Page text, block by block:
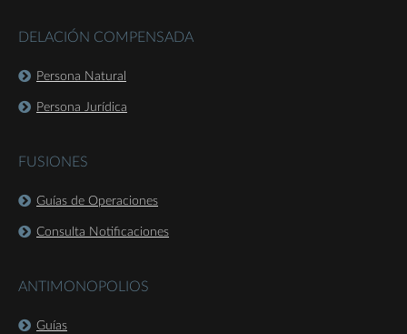
DELACIÓN COMPENSADA
Persona Natural
Persona Jurídica
FUSIONES
Guías de Operaciones
Consulta Notificaciones
ANTIMONOPOLIOS
Guías